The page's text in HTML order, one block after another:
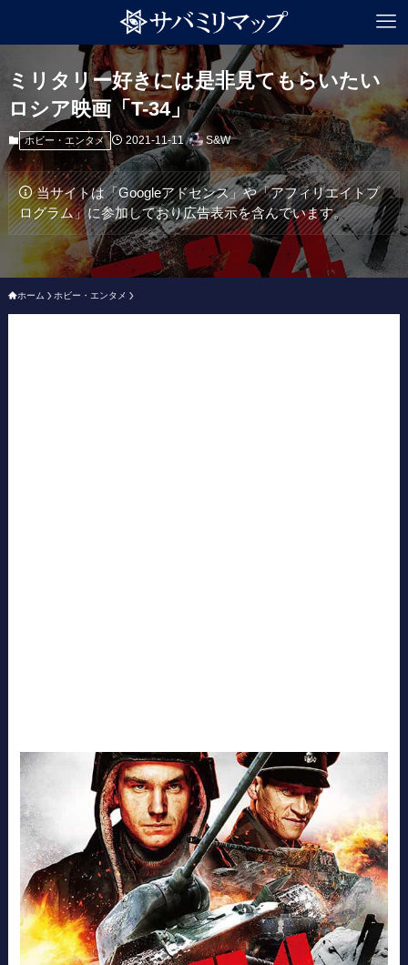
ミリタリー好きには是非見てもらいたい
ロシア映画「T-34」
ホビー・エンタメ 2021-11-11 S&W
当サイトは「Googleアドセンス」や「アフィリエイトプ
ログラム」に参加しており広告表示を含んでいます。
ホーム ホビー・エンタメ